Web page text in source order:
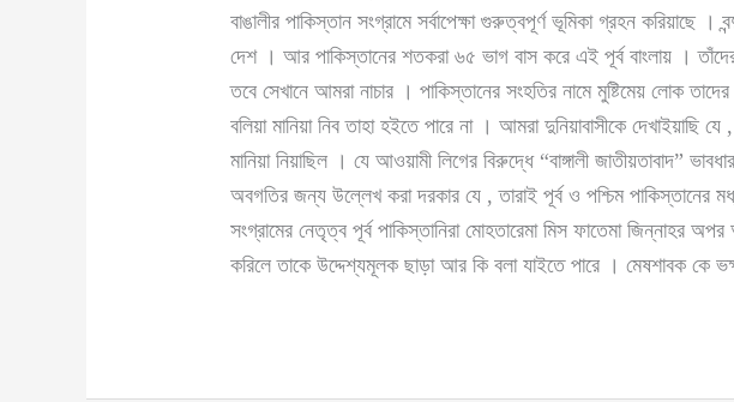
বাঙালীর পাকিস্তান সংগ্রামে সর্বাপেক্ষা গুরুত্বপূর্ণ ভূমিকা গ্রহন করিয়াছে
দেশ । আর পাকিস্তানের শতকরা ৬৫ ভাগ বাস করে এই পূর্ব বাংলায় ।
তবে সেখানে আমরা নাচার । পাকিস্তানের সংহতির নামে মুষ্টিমেয় লোক
বলিয়া মানিয়া নিব তাহা হইতে পারে না । আমরা দুনিয়াবাসীকে
মানিয়া নিয়াছিল । যে আওয়ামী লিগের বিরুদ্ধে “বাঙ্গালী জাতীয়তাবাদ”
অবগতির জন্য উল্লেখ করা দরকার যে , তারাই পূর্ব ও পশ্চিম পাকিস্তানের মধ্য
সংগ্রামের নেতৃত্ব পূর্ব পাকিস্তানিরা মোহতারেমা মিস ফাতেমা
করিলে তাকে উদ্দেশ্যমূলক ছাড়া আর কি বলা যাইতে পারে । মেষশাবক কে